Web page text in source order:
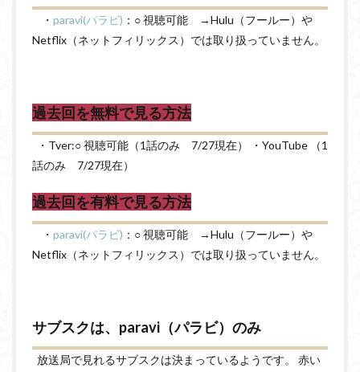
・ paravi(パラビ) ：○ 視聴可能 →Hulu（フールー）や
Netflix（ネットフィリックス）では取り扱っていません。
過去回を無料で見る方法
・Tver:○ 視聴可能（1話のみ 7/27現在） ・YouTube （1
話のみ 7/27現在）
過去回を有料で見る方法
・ paravi(パラビ) ：○ 視聴可能 →Hulu（フールー）や
Netflix（ネットフィリックス）では取り扱っていません。
サブスクは、paravi（パラビ）のみ
放送局で見れるサブスクは決まっているようです。 赤い